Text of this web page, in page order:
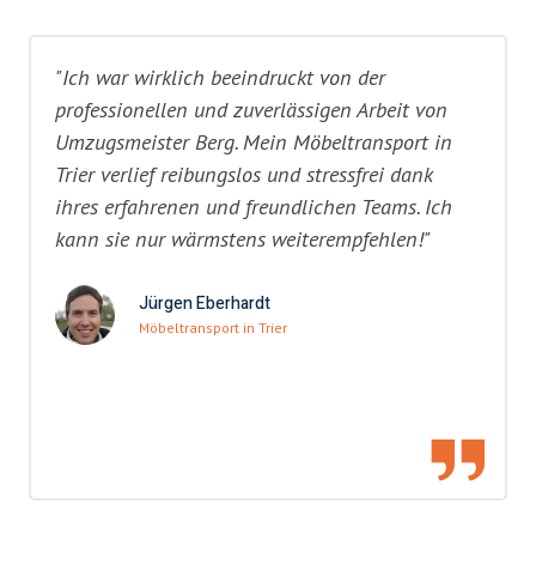
"Ich war wirklich beeindruckt von der
professionellen und zuverlässigen Arbeit von
Umzugsmeister Berg. Mein Möbeltransport in
Trier verlief reibungslos und stressfrei dank
ihres erfahrenen und freundlichen Teams. Ich
kann sie nur wärmstens weiterempfehlen!"
Jürgen Eberhardt
Möbeltransport in Trier